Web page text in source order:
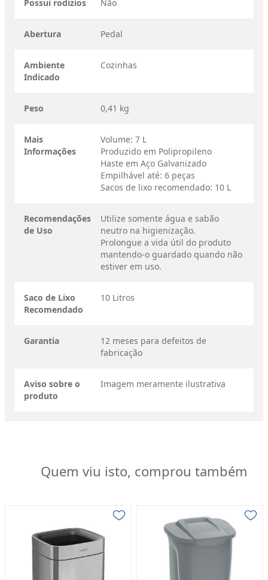
Possui rodízios Não
Abertura Pedal
Ambiente
Indicado
Cozinhas
Peso 0,41 kg
Mais
Informações
Volume: 7 L
Produzido em Polipropileno
Haste em Aço Galvanizado
Empilhável até: 6 peças
Sacos de lixo recomendado: 10 L
Recomendações
de Uso
Utilize somente água e sabão
neutro na higienização.
Prolongue a vida útil do produto
mantendo-o guardado quando não
estiver em uso.
Saco de Lixo
Recomendado
10 Litros
Garantia
12 meses para defeitos de
fabricação
Aviso sobre o
produto
Imagem meramente ilustrativa
Quem viu isto, comprou também